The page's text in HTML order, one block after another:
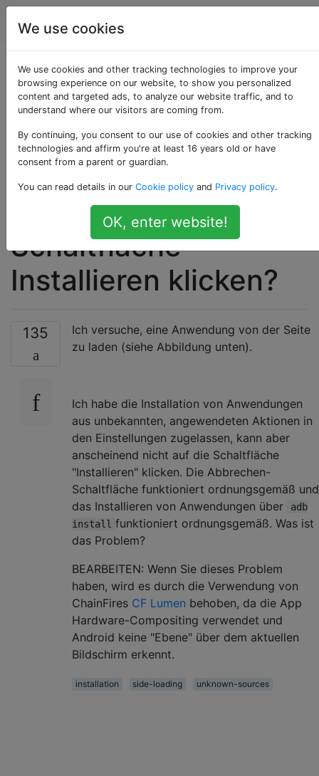
Android
Warum kann ich beim
Installieren von
Anwendungen aus
unbekannten Quellen
nicht auf die
Schaltfläche
Installieren klicken?
135
Ich versuche, eine Anwendung von der Seite
zu laden (siehe Abbildung unten).
Ich habe die Installation von Anwendungen
aus unbekannten, angewendeten Aktionen in
den Einstellungen zugelassen, kann aber
anscheinend nicht auf die Schaltfläche
"Installieren" klicken. Die Abbrechen-
Schaltfläche funktioniert ordnungsgemäß und
das Installieren von Anwendungen über
adb
install funktioniert ordnungsgemäß. Was ist
das Problem?
BEARBEITEN: Wenn Sie dieses Problem
haben, wird es durch die Verwendung von
ChainFires CF Lumen behoben, da die App
Hardware-Compositing verwendet und
Android keine "Ebene" über dem aktuellen
Bildschirm erkennt.
installation side-loading unknown-sources
We use cookies
We use cookies and other tracking technologies to improve your
browsing experience on our website, to show you personalized
content and targeted ads, to analyze our website traffic, and to
understand where our visitors are coming from.
By continuing, you consent to our use of cookies and other tracking
technologies and affirm you're at least 16 years old or have
consent from a parent or guardian.
You can read details in our Cookie policy and Privacy policy.
OK, enter website!